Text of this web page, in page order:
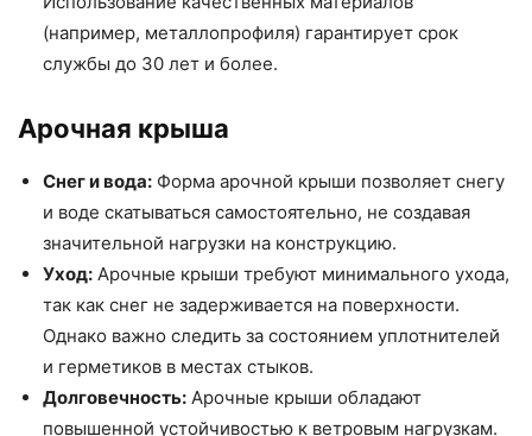
(например, металлопрофиля) гарантирует срок
службы до 30 лет и более.
Арочная крыша
Снег и вода: Форма арочной крыши позволяет снегу
и воде скатываться самостоятельно, не создавая
значительной нагрузки на конструкцию.
Уход: Арочные крыши требуют минимального ухода,
так как снег не задерживается на поверхности.
Однако важно следить за состоянием уплотнителей
и герметиков в местах стыков.
Долговечность: Арочные крыши обладают
повышенной устойчивостью к ветровым нагрузкам.